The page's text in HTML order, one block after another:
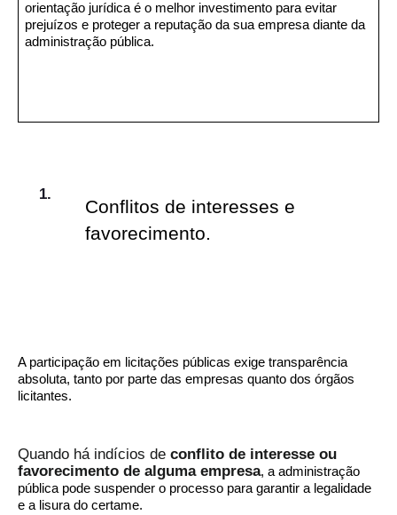
orientação jurídica é o melhor investimento para evitar
prejuízos e proteger a reputação da sua empresa diante da
administração pública.
Conflitos de interesses e
favorecimento.
A participação em licitações públicas exige transparência
absoluta, tanto por parte das empresas quanto dos órgãos
licitantes.
Quando há indícios de conflito de interesse ou
favorecimento de alguma empresa, a administração
pública pode suspender o processo para garantir a legalidade
e a lisura do certame.